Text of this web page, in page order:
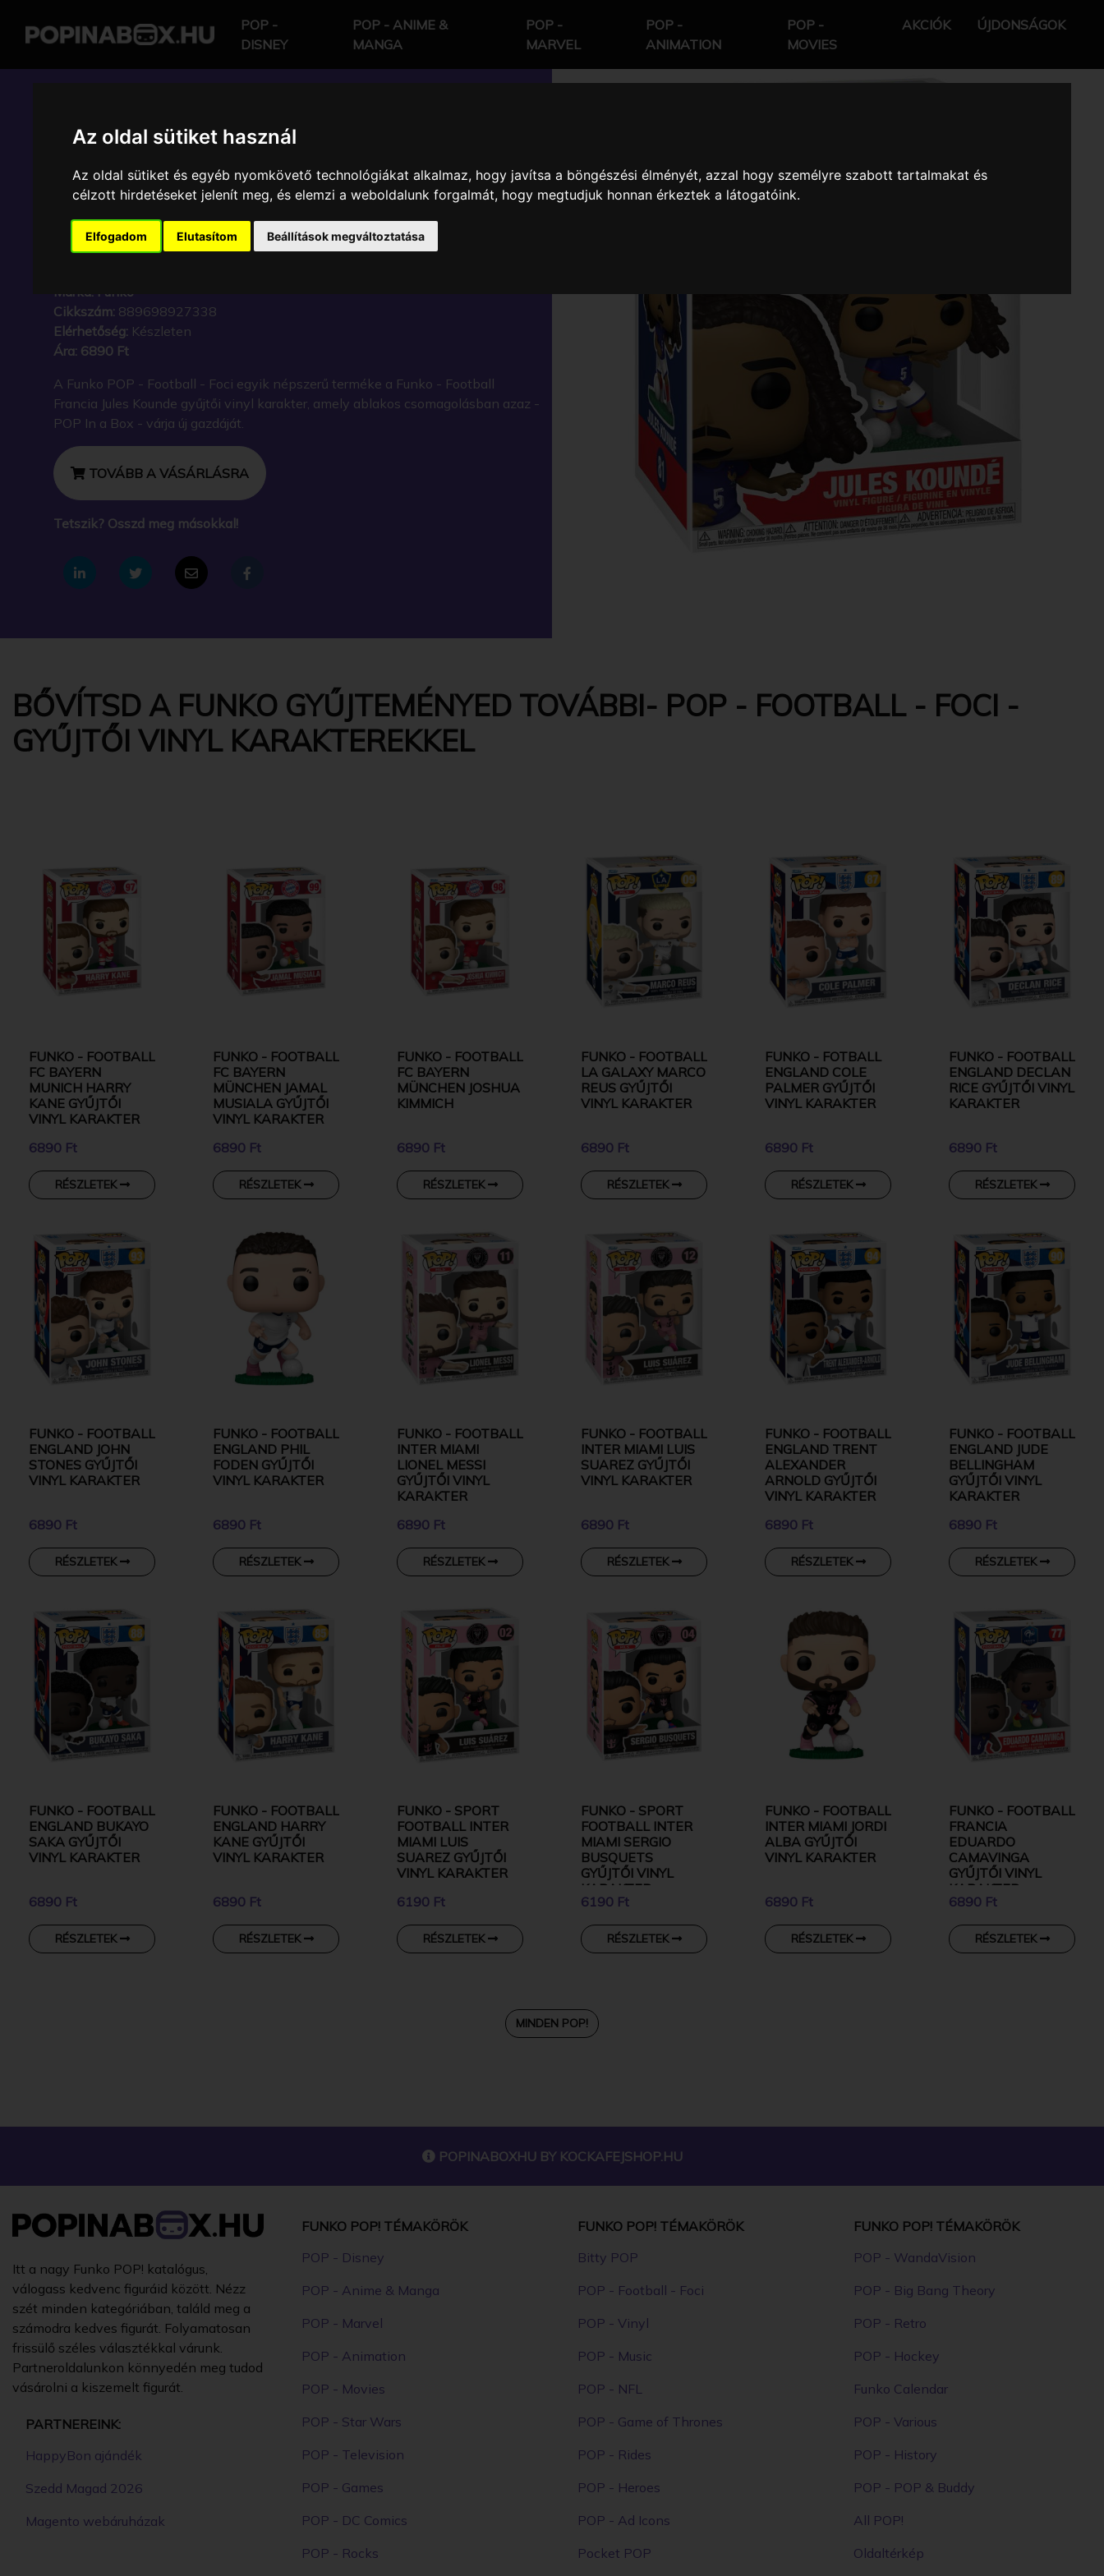
Az oldal sütiket használ
Az oldal sütiket és egyéb nyomkövető technológiákat alkalmaz, hogy javítsa a böngészési élményét, azzal hogy személyre szabott tartalmakat és
célzott hirdetéseket jelenít meg, és elemzi a weboldalunk forgalmát, hogy megtudjuk honnan érkeztek a látogatóink.
Elfogadom Elutasítom Beállítások megváltoztatása
POP -
DISNEY
POP - ANIME &
MANGA
POP -
MARVEL
POP -
ANIMATION
POP -
MOVIES
AKCIÓK ÚJDONSÁGOK
POP IN A BOX HU
FUNKO - FOOTBALL FRANCIA
JULES KOUNDE GYŰJTŐI VINYL
KARAKTER
Márka: Funko
Cikkszám: 889698927338
Elérhetőség: Készleten
Ára: 6890 Ft
A Funko POP - Football - Foci egyik népszerű terméke a Funko - Football
Francia Jules Kounde gyűjtői vinyl karakter, amely ablakos csomagolásban azaz -
POP In a Box - várja új gazdáját.
TOVÁBB A VÁSÁRLÁSRA
Tetszik? Osszd meg másokkal!
BŐVÍTSD A FUNKO GYŰJTEMÉNYED TOVÁBBI- POP - FOOTBALL - FOCI -
GYŰJTŐI VINYL KARAKTEREKKEL
FUNKO - FOOTBALL
FC BAYERN
MUNICH HARRY
KANE GYŰJTŐI
VINYL KARAKTER
6890 Ft
RÉSZLETEK
FUNKO - FOOTBALL
FC BAYERN
MÜNCHEN JAMAL
MUSIALA GYŰJTŐI
VINYL KARAKTER
6890 Ft
RÉSZLETEK
FUNKO - FOOTBALL
FC BAYERN
MÜNCHEN JOSHUA
KIMMICH
6890 Ft
RÉSZLETEK
FUNKO - FOOTBALL
LA GALAXY MARCO
REUS GYŰJTŐI
VINYL KARAKTER
6890 Ft
RÉSZLETEK
FUNKO - FOTBALL
ENGLAND COLE
PALMER GYŰJTŐI
VINYL KARAKTER
6890 Ft
RÉSZLETEK
FUNKO - FOOTBALL
ENGLAND DECLAN
RICE GYŰJTŐI VINYL
KARAKTER
6890 Ft
RÉSZLETEK
FUNKO - FOOTBALL
ENGLAND JOHN
STONES GYŰJTŐI
VINYL KARAKTER
6890 Ft
RÉSZLETEK
FUNKO - FOOTBALL
ENGLAND PHIL
FODEN GYŰJTŐI
VINYL KARAKTER
6890 Ft
RÉSZLETEK
FUNKO - FOOTBALL
INTER MIAMI
LIONEL MESSI
GYŰJTŐI VINYL
KARAKTER
6890 Ft
RÉSZLETEK
FUNKO - FOOTBALL
INTER MIAMI LUIS
SUAREZ GYŰJTŐI
VINYL KARAKTER
6890 Ft
RÉSZLETEK
FUNKO - FOOTBALL
ENGLAND TRENT
ALEXANDER
ARNOLD GYŰJTŐI
VINYL KARAKTER
6890 Ft
RÉSZLETEK
FUNKO - FOOTBALL
ENGLAND JUDE
BELLINGHAM
GYŰJTŐI VINYL
KARAKTER
6890 Ft
RÉSZLETEK
FUNKO - FOOTBALL
ENGLAND BUKAYO
SAKA GYŰJTŐI
VINYL KARAKTER
6890 Ft
RÉSZLETEK
FUNKO - FOOTBALL
ENGLAND HARRY
KANE GYŰJTŐI
VINYL KARAKTER
6890 Ft
RÉSZLETEK
FUNKO - SPORT
FOOTBALL INTER
MIAMI LUIS
SUAREZ GYŰJTŐI
VINYL KARAKTER
6190 Ft
RÉSZLETEK
FUNKO - SPORT
FOOTBALL INTER
MIAMI SERGIO
BUSQUETS
GYŰJTŐI VINYL
KARAKTER
6190 Ft
RÉSZLETEK
FUNKO - FOOTBALL
INTER MIAMI JORDI
ALBA GYŰJTŐI
VINYL KARAKTER
6890 Ft
RÉSZLETEK
FUNKO - FOOTBALL
FRANCIA
EDUARDO
CAMAVINGA
GYŰJTŐI VINYL
KARAKTER
6890 Ft
RÉSZLETEK
MINDEN POP!
POPINABOXHU BY KOCKAFEJSHOP.HU
Itt a nagy Funko POP! katalógus,
válogass kedvenc figuráid között. Nézz
szét minden kategóriában, találd meg a
számodra kedves figurát. Folyamatosan
frissülő széles választékkal várunk.
Partneroldalunkon könnyedén meg tudod
vásárolni a kiszemelt figurát.
PARTNEREINK:
HappyBon ajándék
Szedd Magad 2026
Magento webáruházak
FUNKO POP! TÉMAKÖRÖK
POP - Disney
POP - Anime & Manga
POP - Marvel
POP - Animation
POP - Movies
POP - Star Wars
POP - Television
POP - Games
POP - DC Comics
POP - Rocks
FUNKO POP! TÉMAKÖRÖK
Bitty POP
POP - Football - Foci
POP - Vinyl
POP - Music
POP - NFL
POP - Game of Thrones
POP - Rides
POP - Heroes
POP - Ad Icons
Pocket POP
FUNKO POP! TÉMAKÖRÖK
POP - WandaVision
POP - Big Bang Theory
POP - Retro
POP - Hockey
Funko Calendar
POP - Various
POP - History
POP - POP & Buddy
All POP!
Oldaltérkép